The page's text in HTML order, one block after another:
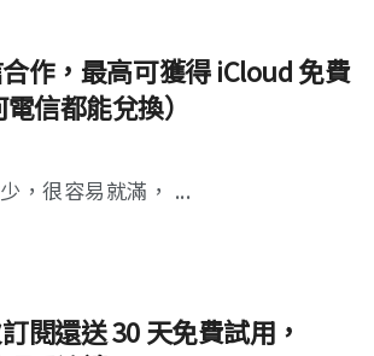
作，最高可獲得 iCloud 免費
信都能兌換）
，很容易就滿， ...
閱還送 30 天免費試用，